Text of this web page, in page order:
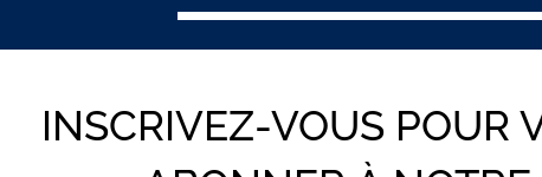
INSCRIVEZ-VOUS POUR